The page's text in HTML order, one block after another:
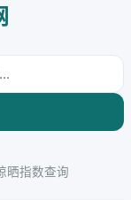
晒指数查询